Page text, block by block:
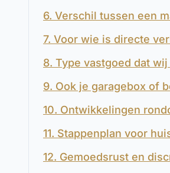
6. Verschil tussen een
7. Voor wie is directe
8. Type vastgoed dat
9. Ook je garagebox of
10. Ontwikkelingen
11. Stappenplan voor
12. Gemoedsrust en